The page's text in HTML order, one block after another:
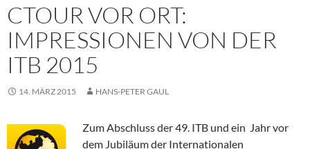
CTOUR VOR ORT:
IMPRESSIONEN VON DER
ITB 2015
14. MÄRZ 2015 HANS-PETER GAUL
Zum Abschluss der 49. ITB und ein Jahr vor
dem Jubiläum der Internationalen